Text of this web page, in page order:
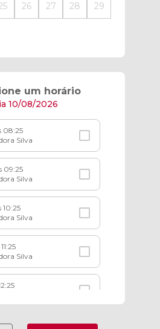
26 27 28 29
um horário
10/08/2026
08:25
Silva
09:25
Silva
10:25
Silva
Silva